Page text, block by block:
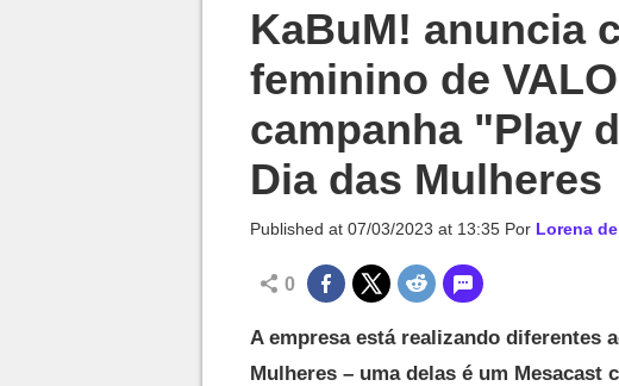
KaBuM! anuncia
feminino de
campanha "Play
Dia das Mulheres
Published at 07/03/2023 at 13:35 Por Lorena
0
A empresa está realizando diferentes
Mulheres – uma delas é um Mesacast